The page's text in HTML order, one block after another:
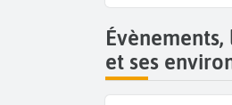
et ses